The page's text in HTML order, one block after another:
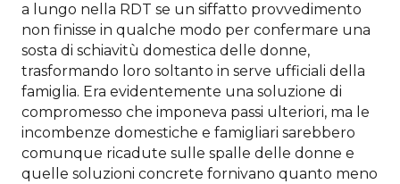
a lungo nella RDT se un siffatto provvedimento
non finisse in qualche modo per confermare una
sosta di schiavitù domestica delle donne,
trasformando loro soltanto in serve ufficiali della
famiglia. Era evidentemente una soluzione di
compromesso che imponeva passi ulteriori, ma le
incombenze domestiche e famigliari sarebbero
comunque ricadute sulle spalle delle donne e
quelle soluzioni concrete fornivano quanto meno